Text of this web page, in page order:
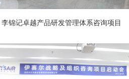
李锦记卓越产品研发管理体系咨询项目